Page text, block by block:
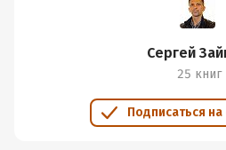
Сергей
25 книг
Подписаться